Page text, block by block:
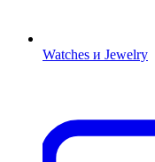
Watches и Jewelry